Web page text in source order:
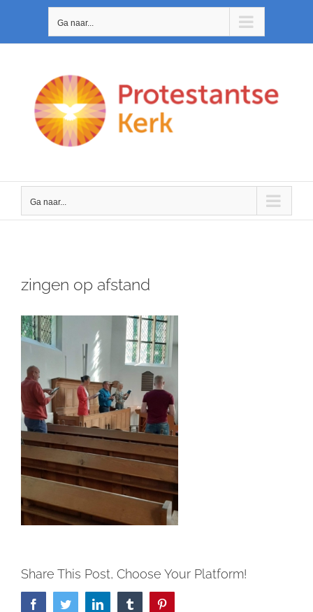
Ga naar...
Ga naar...
zingen op afstand
Share This Post, Choose Your Platform!
FacebookTwitterLinkedIn Tumblr